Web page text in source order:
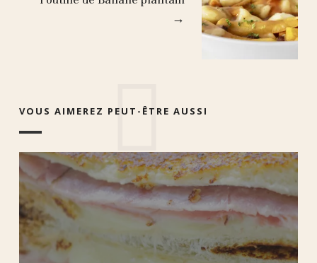
→
VOUS AIMEREZ PEUT-ÊTRE AUSSI